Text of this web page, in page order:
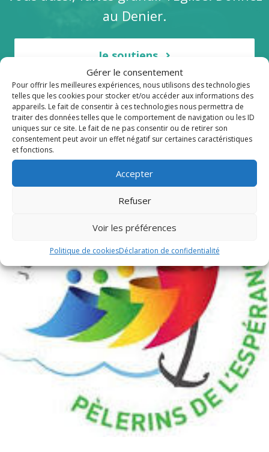
Gérer le consentement
Pour offrir les meilleures expériences, nous utilisons des technologies
telles que les cookies pour stocker et/ou accéder aux informations des
appareils. Le fait de consentir à ces technologies nous permettra de
traiter des données telles que le comportement de navigation ou les ID
uniques sur ce site. Le fait de ne pas consentir ou de retirer son
consentement peut avoir un effet négatif sur certaines caractéristiques
et fonctions.
Accepter
Refuser
Voir les préférences
Politique de cookiesDéclaration de confidentialité
au Denier.
Je soutiens
Publications récentes